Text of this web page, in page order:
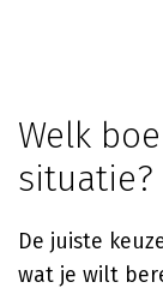
Welk
situatie?
De juiste
wat je wilt